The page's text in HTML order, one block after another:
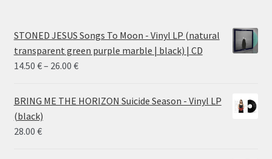
STONED JESUS Songs To Moon - Vinyl LP (natural
transparent green purple marble | black) | CD
14.50 €– 26.00 €Price
14.50 €
BRING ME THE HORIZON Suicide Season - Vinyl LP
(black)
28.00 €